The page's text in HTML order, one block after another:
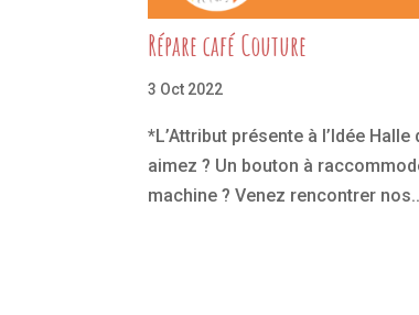
Répare café Couture
3 Oct 2022
*L’Attribut présente à l’Idée
aimez ? Un bouton à
machine ? Venez rencontrer